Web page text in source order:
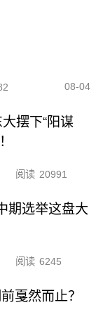
08-04
摆下“阳谋
阅读 20991
期选举这盘大
阅读 6245
戛然而止？